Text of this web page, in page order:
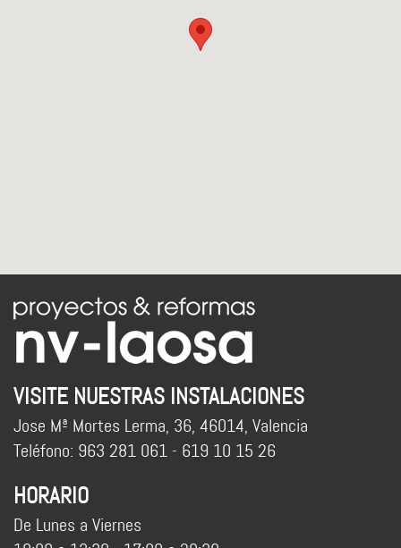
VISITE NUESTRAS INSTALACIONES
Jose Mª Mortes Lerma, 36, 46014, Valencia
Teléfono: 963 281 061 - 619 10 15 26
HORARIO
De Lunes a Viernes